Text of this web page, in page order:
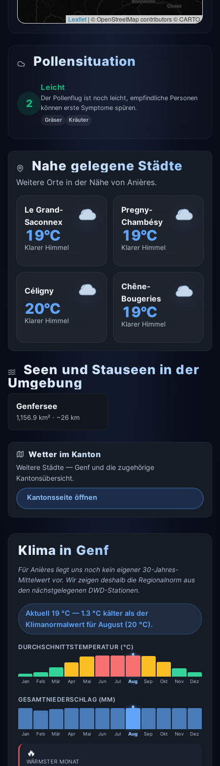
Leaflet | © OpenStreetMap contributors © CARTO
Pollensituation
2
Leicht
Der Pollenflug ist noch leicht, empfindliche Personen
können erste Symptome spüren.
Gräser Kräuter
Nahe gelegene Städte
Weitere Orte in der Nähe von Anières.
Le Grand-
Saconnex
19°C
Klarer Himmel
Pregny-
Chambésy
19°C
Klarer Himmel
Céligny
20°C
Klarer Himmel
Chêne-
Bougeries
19°C
Klarer Himmel
Seen und Stauseen in der
Umgebung
Genfersee
1,156.9 km² · ~26 km
Wetter im Kanton
Weitere Städte — Genf und die zugehörige
Kantonsübersicht.
Kantonsseite öffnen
Klima in Genf
Für Anières liegt uns noch kein eigener 30-Jahres-
Mittelwert vor. Wir zeigen deshalb die Regionalnorm aus
den nächstgelegenen DWD-Stationen.
Aktuell 19 °C — 1.3 °C kälter als der
Klimanormalwert für August (20 °C).
DURCHSCHNITTSTEMPERATUR (°C)
Jan Feb Mär Apr Mai Jun Jul Aug Sep Okt Nov Dez
GESAMTNIEDERSCHLAG (MM)
Jan Feb Mär Apr Mai Jun Jul Aug Sep Okt Nov Dez
🔥
WÄRMSTER MONAT